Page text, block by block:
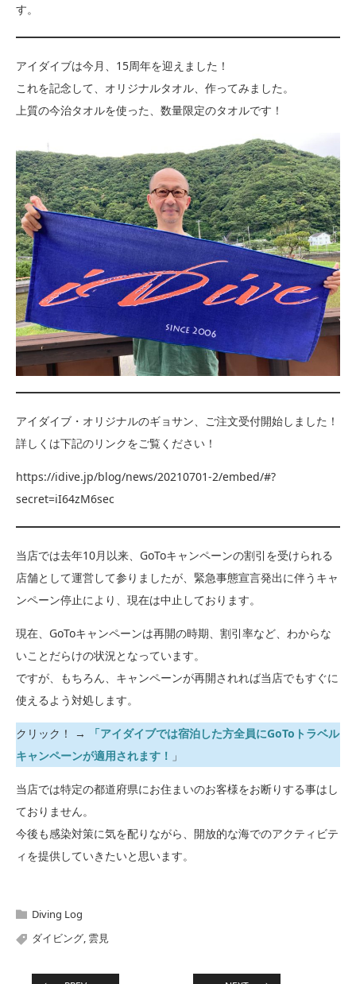
す。
アイダイブは今月、15周年を迎えました！
これを記念して、オリジナルタオル、作ってみました。
上質の今治タオルを使った、数量限定のタオルです！
アイダイブ・オリジナルのギョサン、ご注文受付開始しました！
詳しくは下記のリンクをご覧ください！
https://idive.jp/blog/news/20210701-2/embed/#?
secret=iI64zM6sec
当店では去年10月以来、GoToキャンペーンの割引を受けられる
店舗として運営して参りましたが、緊急事態宣言発出に伴うキャ
ンペーン停止により、現在は中止しております。
現在、GoToキャンペーンは再開の時期、割引率など、わからな
いことだらけの状況となっています。
ですが、もちろん、キャンペーンが再開されれば当店でもすぐに
使えるよう対処します。
クリック！ →
「アイダイブでは宿泊した方全員にGoToトラベル
キャンペーンが適用されます！ 」
当店では特定の都道府県にお住まいのお客様をお断りする事はし
ておりません。
今後も感染対策に気を配りながら、開放的な海でのアクティビテ
ィを提供していきたいと思います。
Diving Log
ダイビング, 雲見